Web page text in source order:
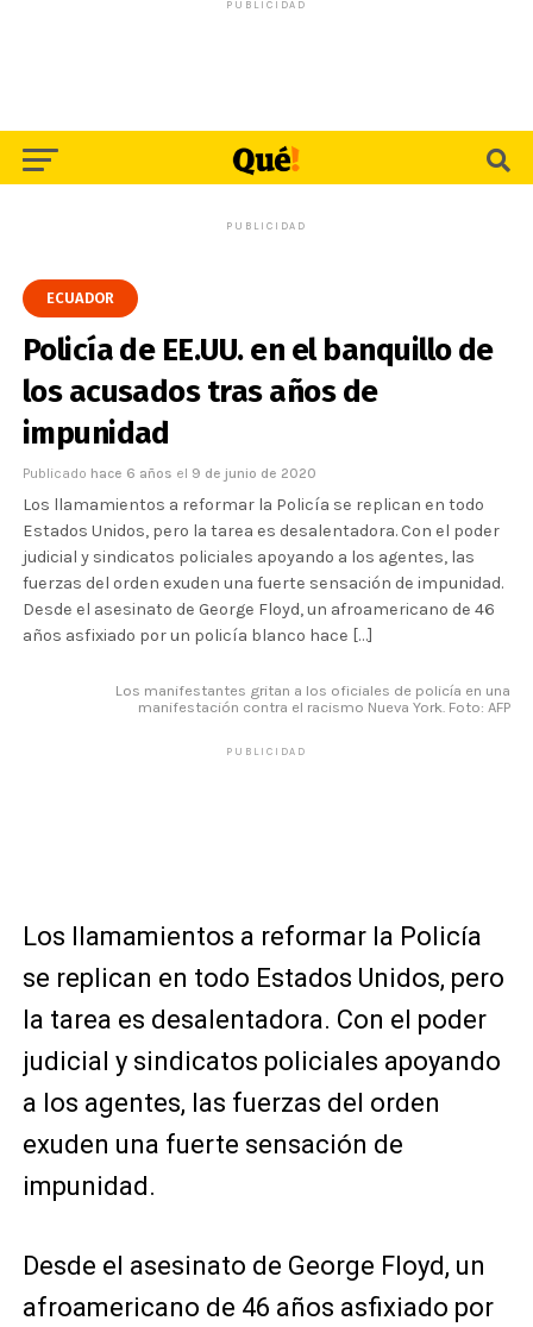
PUBLICIDAD
PUBLICIDAD
ECUADOR
Policía de EE.UU. en el banquillo de
los acusados tras años de
impunidad
Publicado hace 6 años el 9 de junio de 2020
Los llamamientos a reformar la Policía se replican en todo
Estados Unidos, pero la tarea es desalentadora. Con el poder
judicial y sindicatos policiales apoyando a los agentes, las
fuerzas del orden exuden una fuerte sensación de impunidad.
Desde el asesinato de George Floyd, un afroamericano de 46
años asfixiado por un policía blanco hace […]
Los manifestantes gritan a los oficiales de policía en una
manifestación contra el racismo Nueva York. Foto: AFP
PUBLICIDAD
Los llamamientos a reformar la Policía
se replican en todo Estados Unidos, pero
la tarea es desalentadora. Con el poder
judicial y sindicatos policiales apoyando
a los agentes, las fuerzas del orden
exuden una fuerte sensación de
impunidad.
Desde el asesinato de George Floyd, un
afroamericano de 46 años asfixiado por